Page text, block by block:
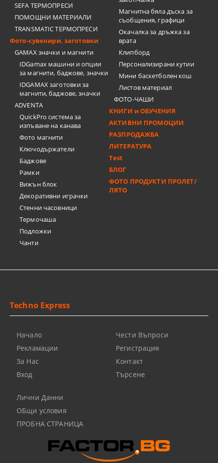
SEFA ТЕРМОПРЕСИ
ПОМОЩНИ МАТЕРИАЛИ
TRANSMATIC ТЕРМОПРЕСИ
Фото-сувенири, заготовки
GAMAX значки и магнити
IDGamax машини и опции
за магнити, баджове, значки
IDGAMAX заготовки за
магнити, баджове, значки
ADVENTA
QuickPro система за
изпъване на канава
Фото магнити
Ключодържатели
Баджове
Рамки
Вижън блок
Декоративни играчки
Стенни часовници
Термочашa
Подложки
Чанти
Магнитна бяла дъска за
съобщения, графици
Окачалка за дръжка за
врата
Клипборд
Персонализирани кутии
Мини баскетболен кош
Листов материал
ФОТО-ЧАШИ
КНИГИ и ОБУЧЕНИЯ
АКТИВНИ ПРОМОЦИИ
РАЗПРОДАЖБА
ЛИТЕРАТУРА
Test
БЛОГ
ФОТО ПРОДУКТИ ПРОЛЕТ/
ЛЯТО
Techno Express
Начало
Рекламации
За Нас
Вход
Чести Въпроси
Регистрация
Контакт
Търсене
Лични Данни
ОБщи условия
ПРОБНА СТРАНИЦА